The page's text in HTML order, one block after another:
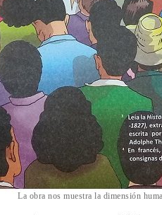
La obra nos muestra la dimensión